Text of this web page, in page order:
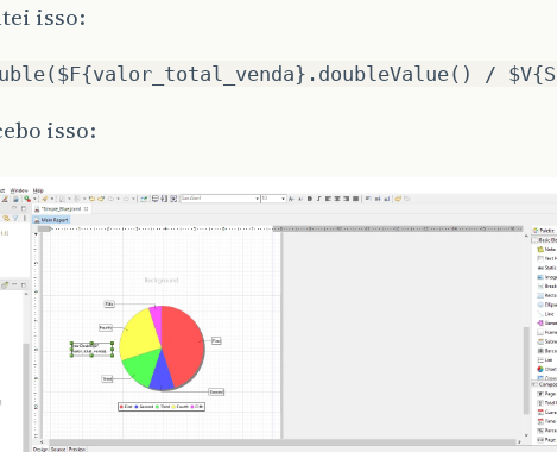
isso:
/
isso: